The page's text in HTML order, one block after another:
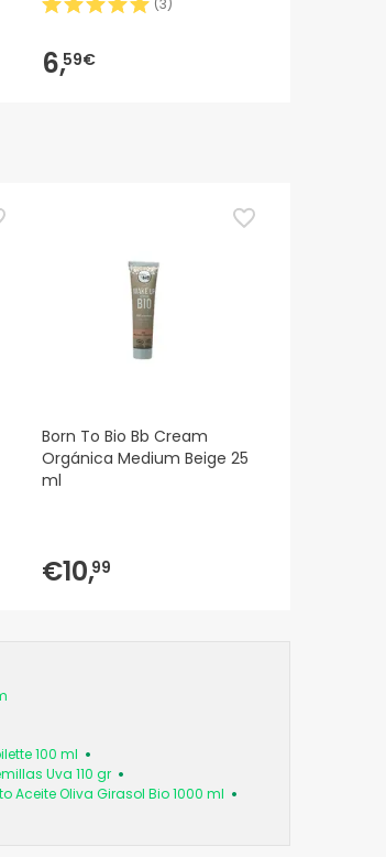
6,59€
Born To Bio Bb Cream
Orgánica Medium Beige 25
ml
€10,99
100 ml
Uva 110 gr
Aceite Oliva Girasol Bio 1000 ml